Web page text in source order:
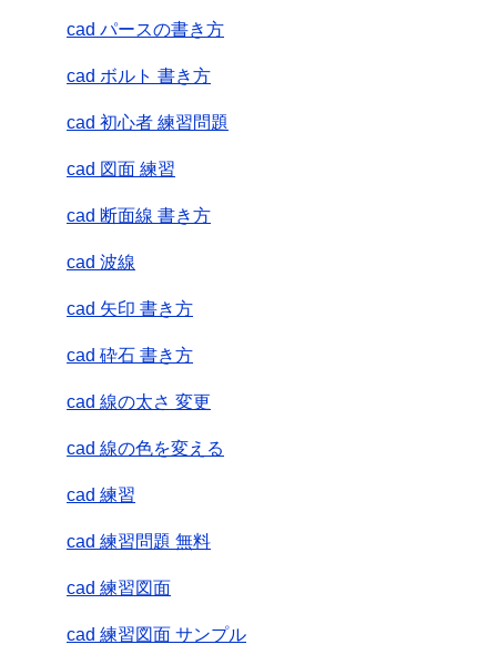
cad パースの書き方
cad ボルト 書き方
cad 初心者 練習問題
cad 図面 練習
cad 断面線 書き方
cad 波線
cad 矢印 書き方
cad 砕石 書き方
cad 線の太さ 変更
cad 線の色を変える
cad 練習
cad 練習問題 無料
cad 練習図面
cad 練習図面 サンプル